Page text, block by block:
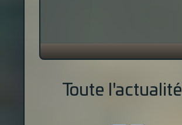
Toute l'actualité